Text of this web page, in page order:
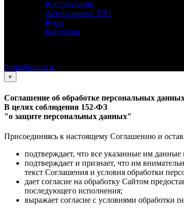
Консультации
Астрословарь XXI
Руны
Контакты
Разработано в
×
Соглашение об обработке персональных
В целях соблюдения 152-ФЗ
"о защите персональных данных"
Присоединяясь к настоящему Соглашению и
подтверждает, что все указанные им
подтверждает и признает, что им
текст Соглашения и условия обработки
дает согласие на обработку Сайтом
последующего исполнения;
выражает согласие с условиями обработки